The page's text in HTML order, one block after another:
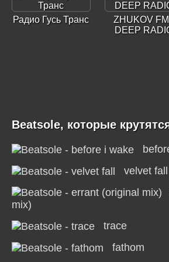
Радио Гусь Транс
ZHUKOV FM |
DEEP
Beatsole, которые
velvet fall
mix)
trace
fathom